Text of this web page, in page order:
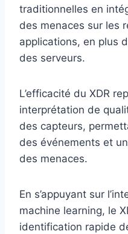
traditionnelles en
des menaces sur les
applications, en plus
des serveurs.
L’efficacité du XDR
interprétation de
des capteurs,
des événements et
des menaces.
En s’appuyant sur
machine learning, le
identification rapide